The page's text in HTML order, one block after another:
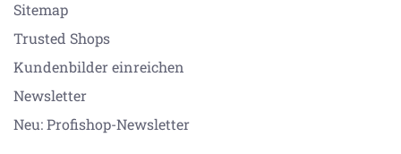
Sitemap
Trusted Shops
Kundenbilder einreichen
Newsletter
Neu: Profishop-Newsletter